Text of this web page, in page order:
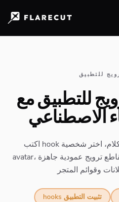
للتطبيق
للتطبيق مع
الاصطناعي
اكتب hook التثبيت ونقاط الميزات ككلام، اختر شخصية
avatar، أضف فيديو خلفي، وأنشئ مقاطع ترويج عمودية جاهزة
hooks تثبيت التطبيق